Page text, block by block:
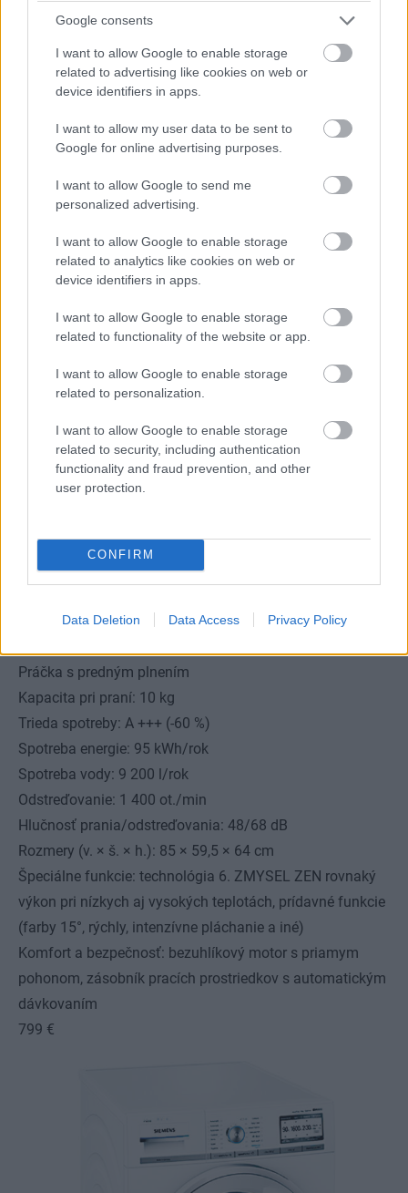
Google consents
I want to allow Google to enable storage
related to advertising like cookies on web or
device identifiers in apps.
I want to allow my user data to be sent to
Google for online advertising purposes.
I want to allow Google to send me
personalized advertising.
I want to allow Google to enable storage
related to analytics like cookies on web or
device identifiers in apps.
I want to allow Google to enable storage
related to functionality of the website or app.
I want to allow Google to enable storage
related to personalization.
I want to allow Google to enable storage
related to security, including authentication
functionality and fraud prevention, and other
user protection.
CONFIRM
Data Deletion Data Access Privacy Policy
Hlučnosť prania/odstreďovania: 53/74 dB
Rozmery (v. × š. × h.): 85 × 60 × 55 cm
Špeciálne funkcie: technológia EcoBubbleTM (šetrné a
úsporné pranie), funkcia BubbleSoak na silno zašpinenú
Komfort a bezpečnosť: diamantový bubon, ovládací panel
v slovenskom jazyku, komfortné dotykové tlačidlá
1960961
Whirlpool FSCR 10433 ZEN
Práčka s predným plnením
Kapacita pri praní: 10 kg
Trieda spotreby: A +++ (-60 %)
Spotreba energie: 95 kWh/rok
Spotreba vody: 9 200 l/rok
Odstreďovanie: 1 400 ot./min
Hlučnosť prania/odstreďovania: 48/68 dB
Rozmery (v. × š. × h.): 85 × 59,5 × 64 cm
Špeciálne funkcie: technológia 6. ZMYSEL ZEN rovnaký
výkon pri nízkych aj vysokých teplotách, prídavné funkcie
(farby 15°, rýchly, intenzívne pláchanie a iné)
Komfort a bezpečnosť: bezuhlíkový motor s priamym
pohonom, zásobník pracích prostriedkov s automatickým
dávkovaním
799 €